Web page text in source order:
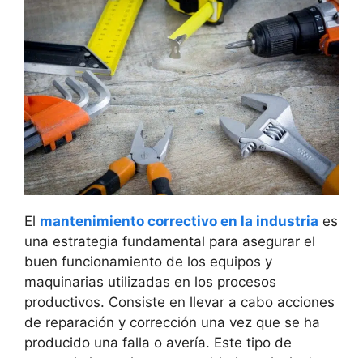
El mantenimiento correctivo en la industria es
una estrategia fundamental para asegurar el
buen funcionamiento de los equipos y
maquinarias utilizadas en los procesos
productivos. Consiste en llevar a cabo acciones
de reparación y corrección una vez que se ha
producido una falla o avería. Este tipo de